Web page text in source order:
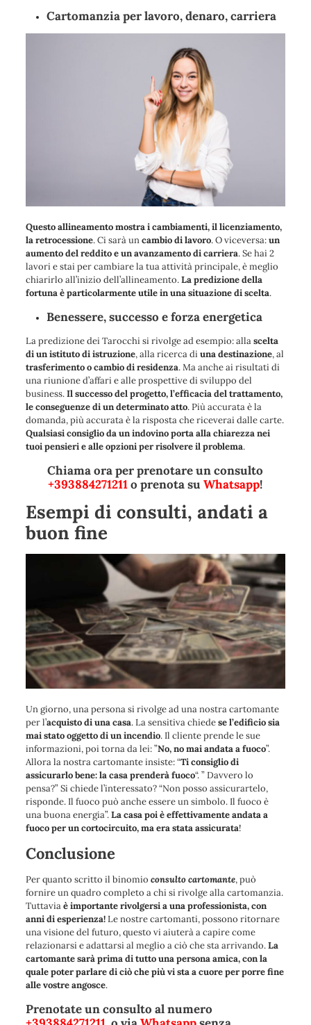
Cartomanzia per lavoro, denaro, carriera
Questo allineamento mostra i cambiamenti, il licenziamento,
la retrocessione. Ci sarà uncambio di lavoro. O viceversa:un
aumento del reddito e un avanzamento di carriera. Se hai 2
lavori e stai per cambiare la tua attività principale, è meglio
chiarirlo all’inizio dell’allineamento.La predizione della
fortuna è particolarmente utile in una situazione di scelta.
Benessere, successo e forza energetica
La predizione dei Tarocchi si rivolge ad esempio: allascelta
di un istituto di istruzione, alla ricerca diuna destinazione, al
trasferimento o cambio di residenza. Ma anche ai risultati di
una riunione d’affari e alle prospettive di sviluppo del
business.Il successo del progetto, l’efficacia del trattamento,
le conseguenze di un determinato atto. Più accurata è la
domanda, più accurata è la risposta che riceverai dalle carte.
Qualsiasi consiglio da un indovino porta alla chiarezza nei
tuoi pensieri e alle opzioni per risolvere il problema.
Chiama ora per prenotare un consulto
+393884271211 o prenota suWhatsapp!
Esempi di consulti, andati a
buon fine
Un giorno, una persona si rivolge ad una nostra cartomante
per l’acquisto di una casa. La sensitiva chiedese l’edificio sia
mai stato oggetto di un incendio. Il cliente prende le sue
informazioni, poi torna da lei: ”No, no mai andata a fuoco”.
Allora la nostra cartomante insiste: “Ti consiglio di
assicurarlo bene: la casa prenderà fuoco“. ” Davvero lo
pensa?” Si chiede l’interessato? “Non posso assicurartelo,
risponde. Il fuoco può anche essere un simbolo. Il fuoco è
una buona energia”.La casa poi è effettivamente andata a
fuoco per un cortocircuito, ma era stata assicurata!
Conclusione
Per quanto scritto il binomio consulto cartomante, può
fornire un quadro completo a chi si rivolge alla cartomanzia.
Tuttaviaè importante rivolgersi a una professionista, con
anni di esperienza!Le nostre cartomanti, possono ritornare
una visione del futuro, questo vi aiuterà a capire come
relazionarsi e adattarsi al meglio a ciò che sta arrivando.La
cartomante sarà prima di tutto una persona amica, con la
quale poter parlare di ciò che più vi sta a cuore per porre fine
alle vostre angosce.
Prenotate un consulto al numero